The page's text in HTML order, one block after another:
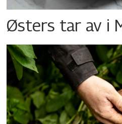
Østers tar av i